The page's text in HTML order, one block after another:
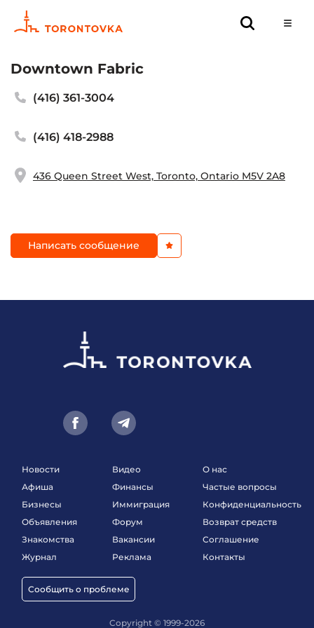
Downtown Fabric
(416) 361-3004
(416) 418-2988
436 Queen Street West, Toronto, Ontario M5V 2A8
Написать сообщение
Новости
Афиша
Бизнесы
Объявления
Знакомства
Журнал
Сообщить о проблеме
Видео
Финансы
Иммиграция
Форум
Вакансии
Реклама
О нас
Частые вопросы
Конфиденциальность
Возврат средств
Соглашение
Контакты
Copyright © 1999-2026